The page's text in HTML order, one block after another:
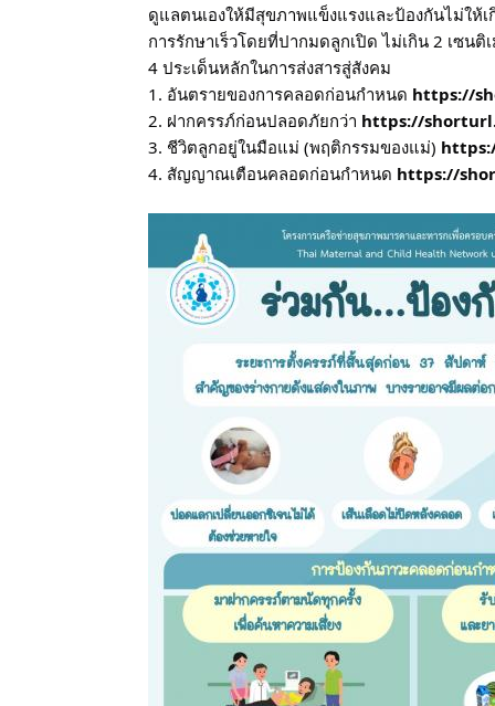
ดูแลตนเองให้มีสุขภาพแข็งแรงและป้องกันไม่ให้
การรักษาเร็วโดยที่ปากมดลูกเปิด ไม่เกิน 2 เซนติ
4 ประเด็นหลักในการส่งสารสู่สังคม
1. อันตรายของการคลอดก่อนกำหนด https://
2. ฝากครรภ์ก่อนปลอดภัยกว่า https://
3. ชีวิตลูกอยู่ในมือแม่ (พฤติกรรมของแม่)
4. สัญญาณเตือนคลอดก่อนกำหนด https://